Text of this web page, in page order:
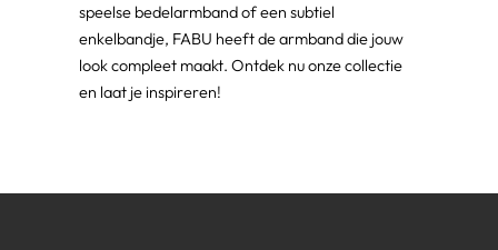
speelse bedelarmband of een subtiel
enkelbandje, FABU heeft de armband die jouw
look compleet maakt. Ontdek nu onze collectie
en laat je inspireren!